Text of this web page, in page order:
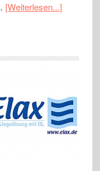
[Weiterlesen...]